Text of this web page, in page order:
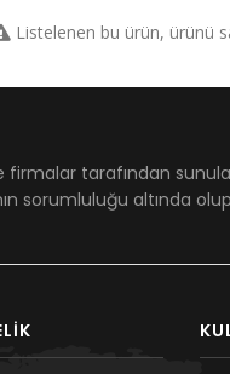
Listelenen bu ürün, ürünü
firmalar tarafından
sorumluluğu altında